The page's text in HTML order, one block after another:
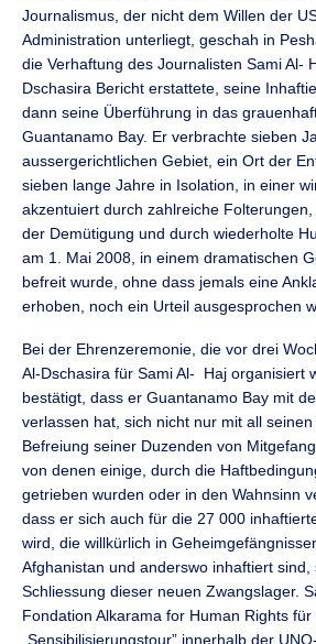
Journalismus, der nicht dem Willen der
Administration unterliegt, geschah in
die Verhaftung des Journalisten Sami Al-
Dschasira Bericht erstattete, seine
dann seine Überführung in das
Guantanamo Bay. Er verbrachte sieben
aussergerichtlichen Gebiet, ein Ort der
sieben lange Jahre in Isolation, in einer
akzentuiert durch zahlreiche
der Demütigung und durch wiederholte
am 1. Mai 2008, in einem dramatischen
befreit wurde, ohne dass jemals eine
erhoben, noch ein Urteil ausgesprochen
Bei der Ehrenzeremonie, die vor drei
Al-Dschasira für Sami Al- Haj organisiert
bestätigt, dass er Guantanamo Bay mit
verlassen hat, sich nicht nur mit all
Befreiung seiner Duzenden von
von denen einige, durch die
getrieben wurden oder in den Wahnsinn
dass er sich auch für die 27 000
wird, die willkürlich in
Afghanistan und anderswo inhaftiert
Schliessung dieser neuen Zwangslager.
Fondation Alkarama for Human Rights für
„Sensibilisierungstour” innerhalb der